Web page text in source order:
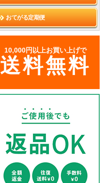
おてがる定期便
10,000円以上お買い上げで
送料無料